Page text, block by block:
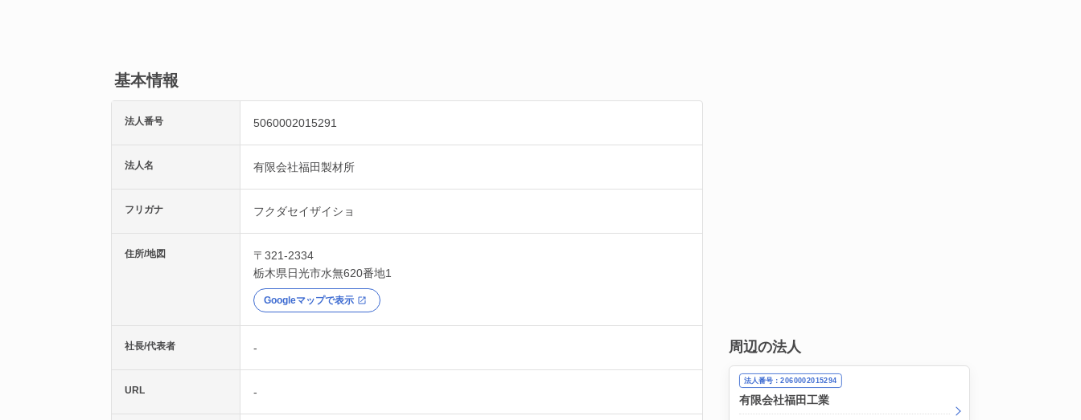
基本情報
法人番号 5060002015291
法人名 有限会社福田製材所
フリガナ フクダセイザイショ
住所/地図
〒321-2334
栃木県日光市水無620番地1
Googleマップで表示
社長/代表者 -
URL -
周辺の法人
法人番号：2060002015294
有限会社福田工業